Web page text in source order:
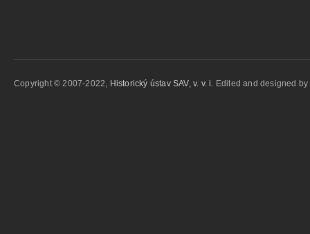
Copyright © 2007-2022, Historický ústav SAV, v. v. i. Edited and designed by